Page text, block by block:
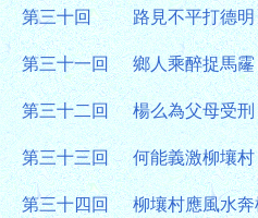
第三十回 路見不平打德明
第三十一回 鄉人乘醉捉馬霳
第三十二回 楊么為父母受刑
第三十三回 何能義激柳壤村
第三十四回 柳壤村應風水